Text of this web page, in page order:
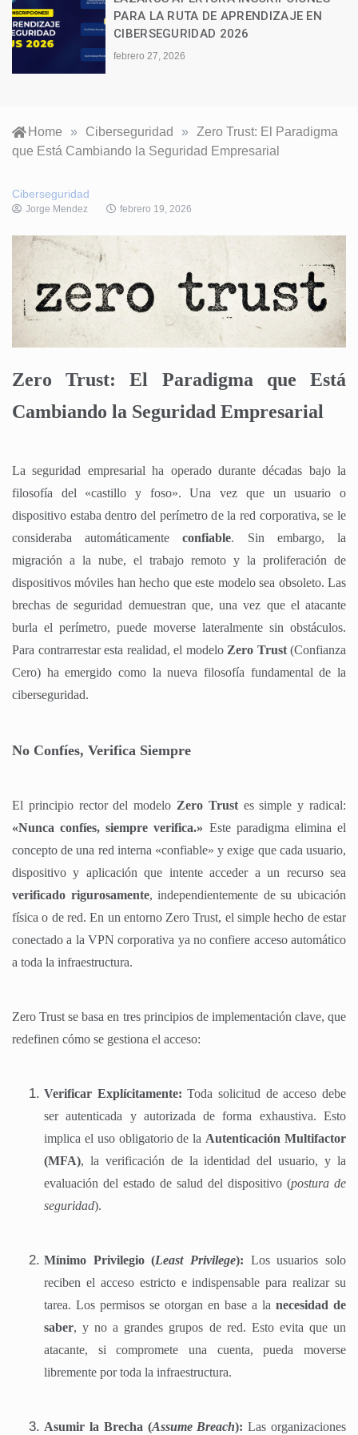
Informática Lazarus presenta el
Proyecto Atenea: La Vanguardia del
Entrenamiento Táctico en
Ciberseguridad
Home » Ciberseguridad » Zero Trust: El Paradigma
que Está Cambiando la Seguridad Empresarial
Ciberseguridad
Jorge Mendez febrero 19, 2026
Zero Trust: El Paradigma que Está
Cambiando la Seguridad Empresarial
La seguridad empresarial ha operado durante décadas bajo la
filosofía del «castillo y foso». Una vez que un usuario o
dispositivo estaba dentro del perímetro de la red corporativa, se le
consideraba automáticamenteconfiable. Sin embargo, la
migración a la nube, el trabajo remoto y la proliferación de
dispositivos móviles han hecho que este modelo sea obsoleto. Las
brechas de seguridad demuestran que, una vez que el atacante
burla el perímetro, puede moverse lateralmente sin obstáculos.
Para contrarrestar esta realidad, el modelo Zero Trust(Confianza
Cero) ha emergido como la nueva filosofía fundamental de la
ciberseguridad.
No Confíes, Verifica Siempre
El principio rector del modelo Zero Trustes simple y radical:
«Nunca confíes, siempre verifica.» Este paradigma elimina el
concepto de una red interna «confiable» y exige que cada usuario,
dispositivo y aplicación que intente acceder a un recurso sea
verificado rigurosamente, independientemente de su ubicación
física o de red. En un entorno Zero Trust, el simple hecho de estar
conectado a la VPN corporativa ya no confiere acceso automático
a toda la infraestructura.
Zero Trust se basa en tres principios de implementación clave, que
redefinen cómo se gestiona el acceso:
Verificar Explícitamente: Toda solicitud de acceso debe
ser autenticada y autorizada de forma exhaustiva. Esto
implica el uso obligatorio de la Autenticación Multifactor
(MFA), la verificación de la identidad del usuario, y la
evaluación del estado de salud del dispositivo (postura de
seguridad).
Mínimo Privilegio (Least Privilege): Los usuarios solo
reciben el acceso estricto e indispensable para realizar su
tarea. Los permisos se otorgan en base a la necesidad de
saber, y no a grandes grupos de red. Esto evita que un
atacante, si compromete una cuenta, pueda moverse
libremente por toda la infraestructura.
Asumir la Brecha (Assume Breach): Las organizaciones